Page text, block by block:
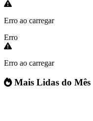
Erro ao carregar
Erro
Erro ao carregar
Mais Lidas do Mês